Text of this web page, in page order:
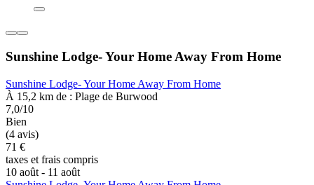
Sunshine Lodge- Your Home Away From Home
Sunshine Lodge- Your Home Away From Home
À 15,2 km de : Plage de Burwood
7,0/10
Bien
(4 avis)
71 €
taxes et frais compris
10 août - 11 août